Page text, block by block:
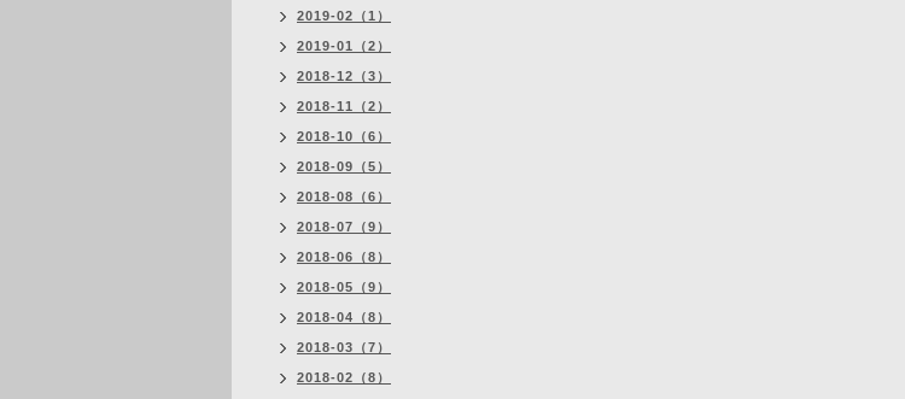
2019-02（1）
2019-01（2）
2018-12（3）
2018-11（2）
2018-10（6）
2018-09（5）
2018-08（6）
2018-07（9）
2018-06（8）
2018-05（9）
2018-04（8）
2018-03（7）
2018-02（8）